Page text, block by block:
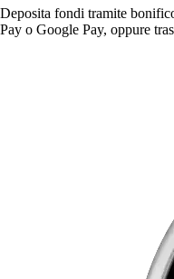
Deposita fondi tramite
Pay o Google Pay, oppure